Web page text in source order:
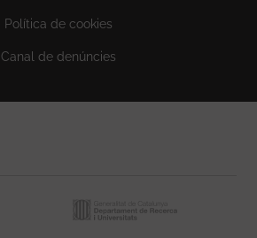
Política de cookies
Canal de denúncies